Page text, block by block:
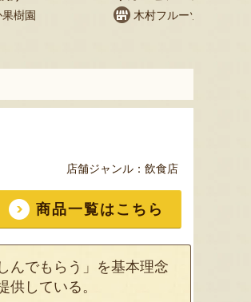
果樹園 木村フルーツ
店舗ジャンル： 飲食店
商品一覧はこちら
んでもらう」を基本理念
している。